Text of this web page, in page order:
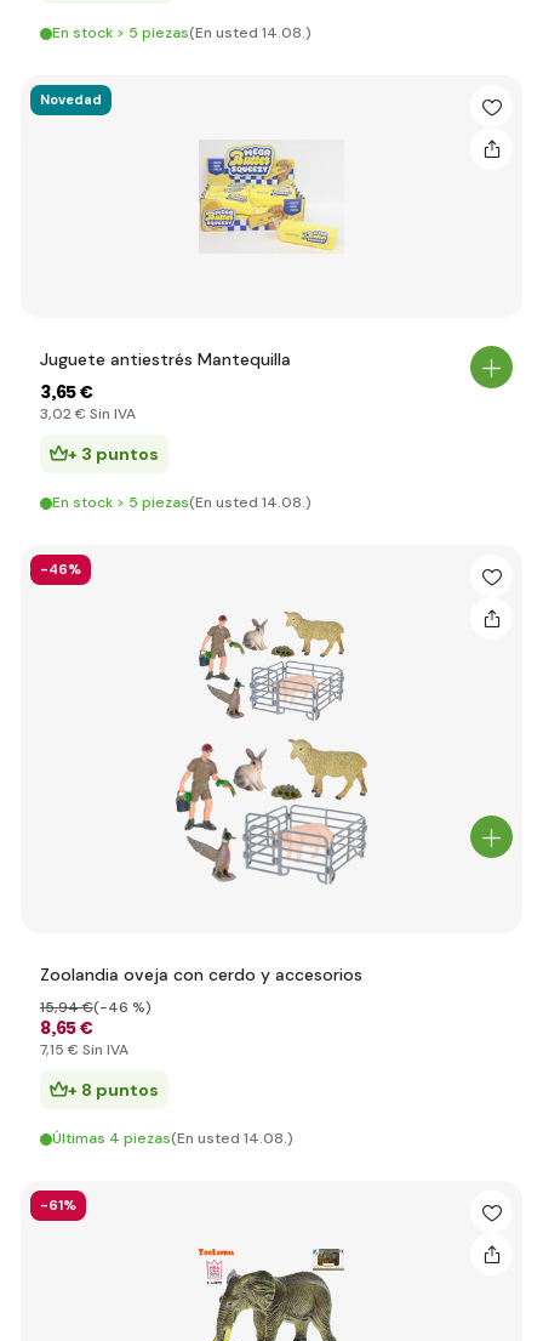
En stock > 5 piezas(En usted 14.08.)
Novedad
Juguete antiestrés Mantequilla
3,65 €
3,02 € Sin IVA
+ 3 puntos
En stock > 5 piezas(En usted 14.08.)
-46%
Zoolandia oveja con cerdo y accesorios
8,65 €
15,94 €(-46 %)
7,15 € Sin IVA
+ 8 puntos
Últimas 4 piezas(En usted 14.08.)
-61%